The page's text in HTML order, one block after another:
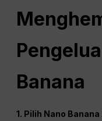
Banana
1. Pilih Nano